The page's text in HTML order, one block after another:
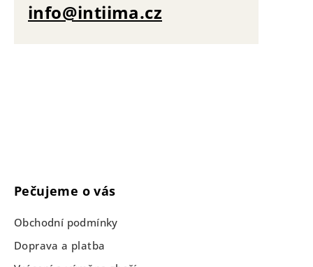
info@intiima.cz
Pečujeme o vás
Obchodní podmínky
Doprava a platba